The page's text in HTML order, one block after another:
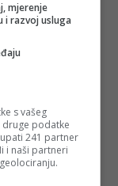
mjerenje
i razvoj usluga
s vašeg
druge podatke
241 partner
i naši partneri